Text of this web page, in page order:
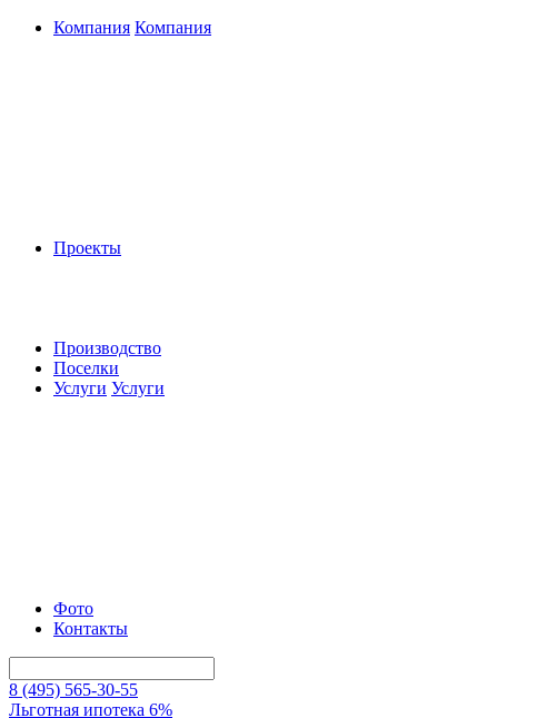
Компания Компания
Проекты
Производство
Поселки
Услуги Услуги
Фото
Контакты
8 (495) 565-30-55
Льготная ипотека 6%